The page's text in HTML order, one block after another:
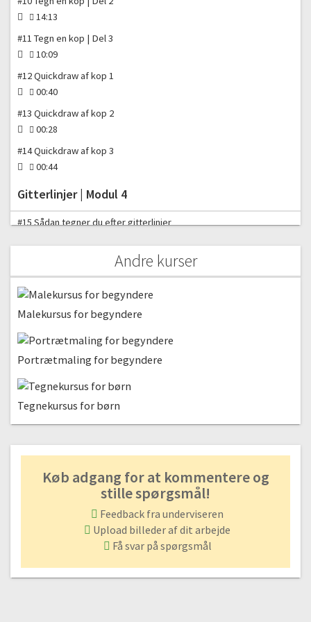
14:13
#11 Tegn en kop | Del 3
10:09
#12 Quickdraw af kop 1
00:40
#13 Quickdraw af kop 2
00:28
#14 Quickdraw af kop 3
00:44
Gitterlinjer | Modul 4
#15 Sådan tegner du efter gitterlinjer
#16 Sådan tegner du et billede efter gitterlinjer
08:12
#17 Sådan starter og afslutter du dit gitterlinje-billed
11:20
#17.2 Timelaps
Objekttegning | Modul 5
#18 Sådan tegner du objekter
Gratis video
00:48
#19 I gang med objekttegning (live drawing)
02:05
#20 Tegning af objekt | Del 1
#21 Tegning af objekt | Del 2
04:18
Andre kurser
Malekursus for begyndere
Portrætmaling for begyndere
Tegnekursus for børn
Køb adgang for at kommentere og
stille spørgsmål!
Feedback fra underviseren
Upload billeder af dit arbejde
Få svar på spørgsmål